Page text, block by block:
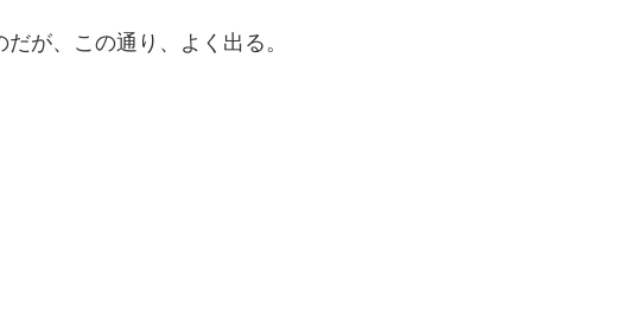
が、この通り、よく出る。